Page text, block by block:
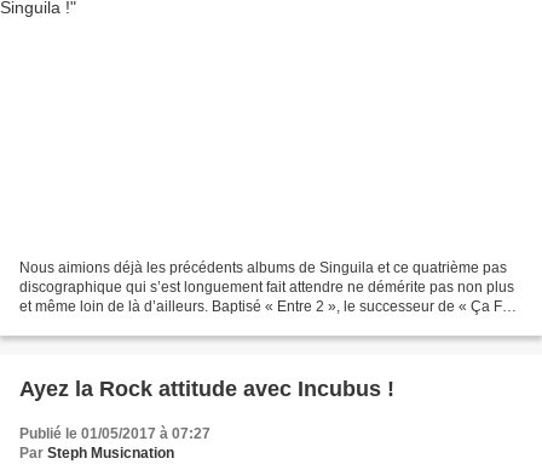
Nous aimions déjà les précédents albums de Singuila et ce quatrième pas
discographique qui s’est longuement fait attendre ne démérite pas non plus
et même loin de là d’ailleurs. Baptisé « Entre 2 », le successeur de « Ça Fait
Ayez la Rock attitude avec Incubus !
Publié le 01/05/2017 à 07:27
Par Steph Musicnation